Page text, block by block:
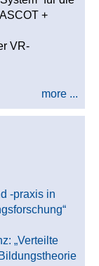
+
VR-
more ...
-praxis in
„Verteilte